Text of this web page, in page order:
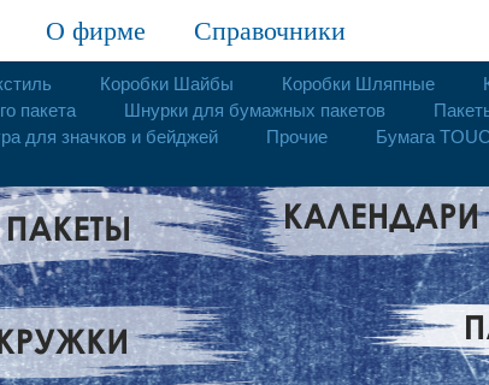
О фирме Справочники
Коробки Шайбы Коробки Шляпные
пакета Шнурки для бумажных пакетов
для значков и бейджей Прочие
Бумага